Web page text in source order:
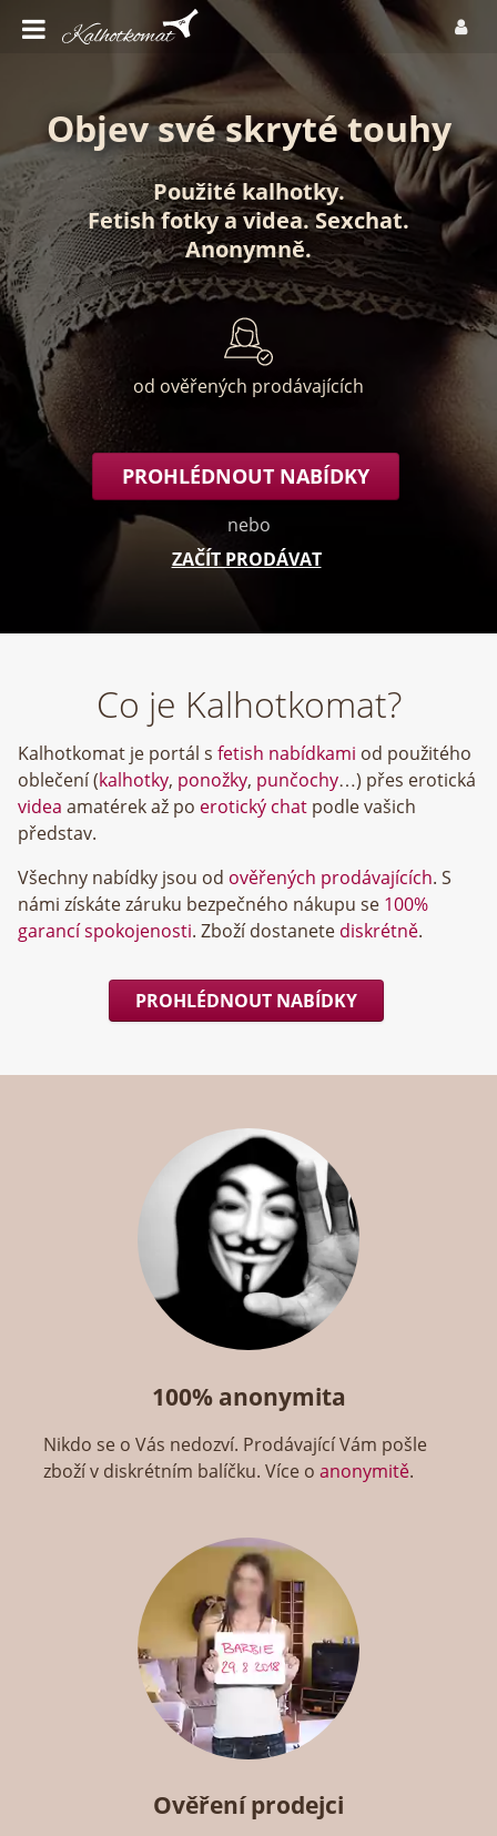
Objev své skryté touhy
Použité kalhotky.
Fetish fotkyavidea.Sexchat.
Anonymně.
od ověřených prodávajících
PROHLÉDNOUT NABÍDKY
nebo
ZAČÍT PRODÁVAT
Co je Kalhotkomat?
Kalhotkomat je portál s fetish nabídkami od použitého
oblečení (kalhotky, ponožky, punčochy…) přes erotická
videa amatérek až po erotický chat podle vašich
představ.
Všechny nabídky jsou od ověřených prodávajících. S
námi získáte záruku bezpečného nákupu se 100%
garancí spokojenosti. Zboží dostanete diskrétně.
PROHLÉDNOUT NABÍDKY
100% anonymita
Nikdo se o Vás nedozví. Prodávající Vám pošle
zboží v diskrétním balíčku. Více oanonymitě.
Ověření prodejci